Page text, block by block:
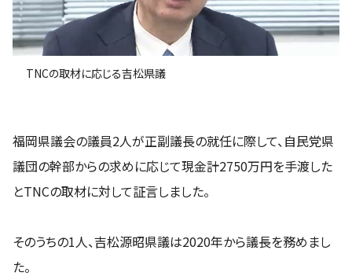
TNCの取材に応じる吉松県議
福岡県議会の議員2人が正副議長の就任に際して、自民党県
議団の幹部からの求めに応じて現金計2750万円を手渡した
とTNCの取材に対して証言しました。
そのうちの1人、吉松源昭県議は2020年から議長を務めまし
た。